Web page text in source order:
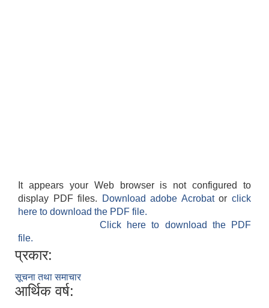
It appears your Web browser is not configured to
display PDF files.
Download adobe Acrobatorclick
here to download the PDF file.
Click here to download the PDF
file.
प्रकार:
सूचना तथा समाचार
आर्थिक वर्ष: